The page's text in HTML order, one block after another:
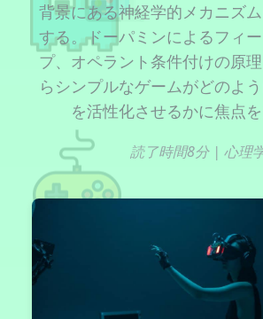
背景にある神経学的メカニズ
する。ドーパミンによるフィ
プ、オペラント条件付けの原
らシンプルなゲームがどのよ
を活性化させるかに焦点を
読了時間8分 | 心理